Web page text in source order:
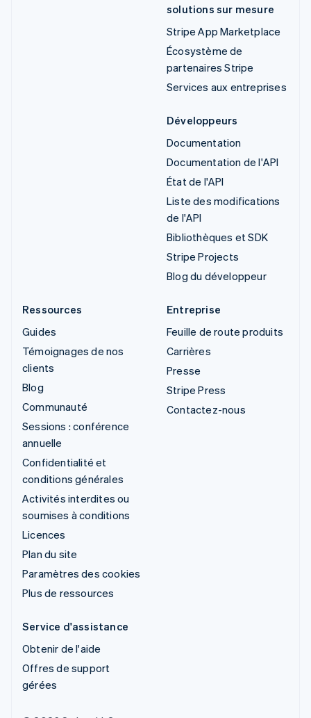
solutions sur mesure
Stripe App Marketplace
Écosystème de
partenaires Stripe
Services aux entreprises
Développeurs
Documentation
Documentation de l'API
État de l'API
Liste des modifications
de l'API
Bibliothèques et SDK
Stripe Projects
Blog du développeur
Ressources
Guides
Témoignages de nos
clients
Blog
Communauté
Sessions : conférence
annuelle
Confidentialité et
conditions générales
Activités interdites ou
soumises à conditions
Licences
Plan du site
Paramètres des cookies
Plus de ressources
Entreprise
Feuille de route produits
Carrières
Presse
Stripe Press
Contactez-nous
Service d'assistance
Obtenir de l'aide
Offres de support
gérées